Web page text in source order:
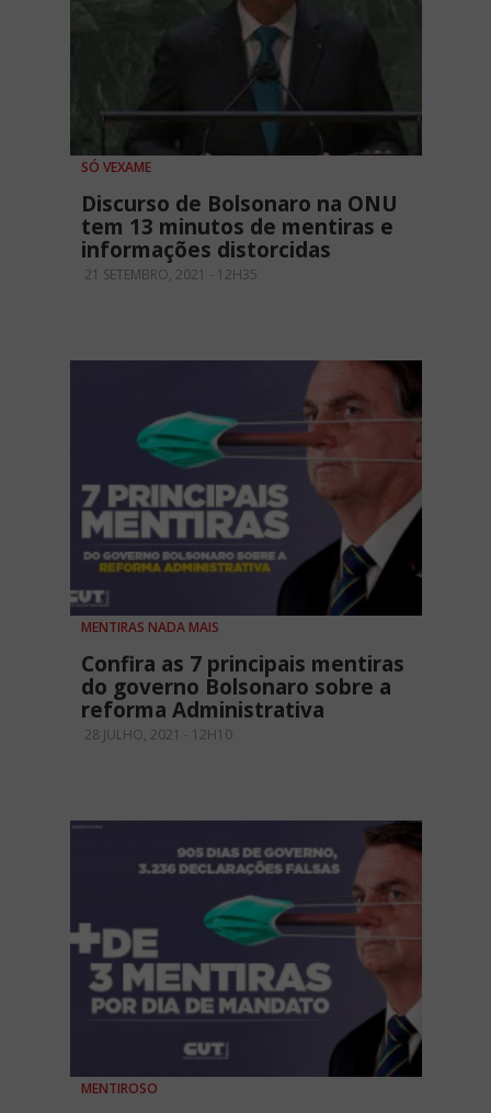
SÓ VEXAME
Discurso de Bolsonaro na ONU
tem 13 minutos de mentiras e
informações distorcidas
21 SETEMBRO, 2021 - 12H35
MENTIRAS NADA MAIS
Confira as 7 principais mentiras
do governo Bolsonaro sobre a
reforma Administrativa
28 JULHO, 2021 - 12H10
MENTIROSO